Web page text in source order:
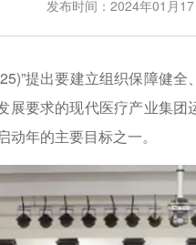
发布时间：2024年01月17
提出要建立组织保障健全
展要求的现代医疗产业集
年的主要目标之一。